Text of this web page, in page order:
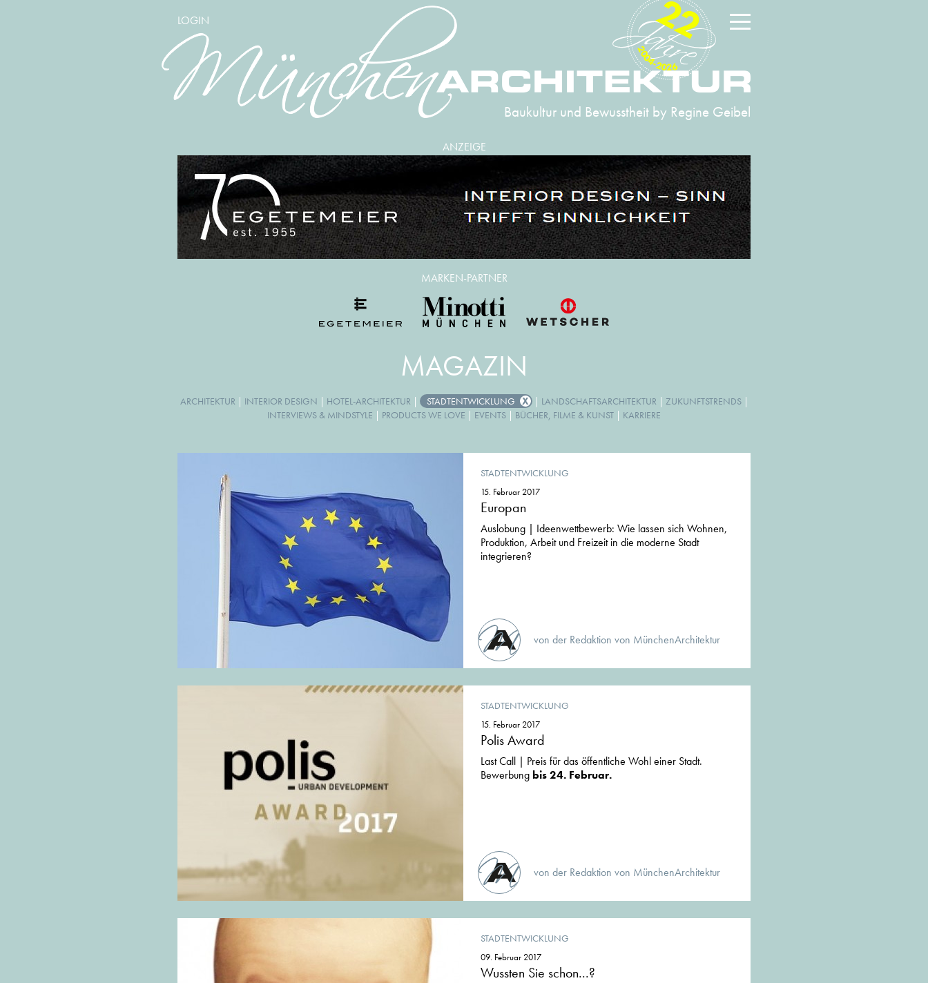
LOGIN
Baukultur und Bewusstheit by Regine Geibel
2004-2026
22
ANZEIGE
MAGAZIN
ARCHITEKTUR | INTERIOR DESIGN | HOTEL-ARCHITEKTUR | STADTENTWICKLUNG | LANDSCHAFTSARCHITEKTUR | ZUKUNFTSTRENDS|
INTERVIEWS & MINDSTYLE | PRODUCTS WE LOVE | EVENTS | BÜCHER, FILME & KUNST | KARRIERE
STADTENTWICKLUNG
15. Februar 2017
Europan
Auslobung | Ideenwettbewerb: Wie lassen sich Wohnen,
Produktion, Arbeit und Freizeit in die moderne Stadt
integrieren?
von der Redaktion von MünchenArchitektur
STADTENTWICKLUNG
15. Februar 2017
Polis Award
Last Call | Preis für das öffentliche Wohl einer Stadt.
Bewerbung bis 24. Februar.
von der Redaktion von MünchenArchitektur
STADTENTWICKLUNG
09. Februar 2017
Wussten Sie schon...?